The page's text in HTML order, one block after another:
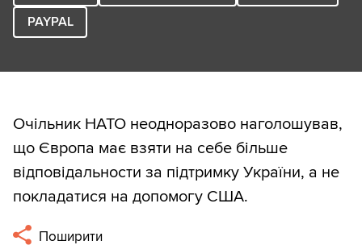
PAYPAL
Очільник НАТО неодноразово наголошував,
що Європа має взяти на себе більше
відповідальности за підтримку України, а не
покладатися на допомогу США.
Поширити